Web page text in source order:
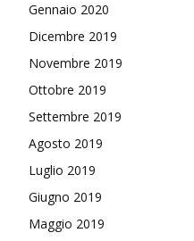
Gennaio 2020
Dicembre 2019
Novembre 2019
Ottobre 2019
Settembre 2019
Agosto 2019
Luglio 2019
Giugno 2019
Maggio 2019